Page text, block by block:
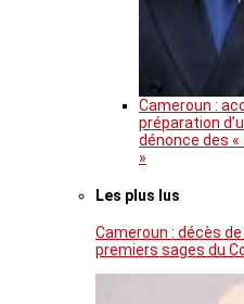
Cameroun :
préparation
dénonce des
»
Les plus lus
Cameroun : décès
premiers sages du